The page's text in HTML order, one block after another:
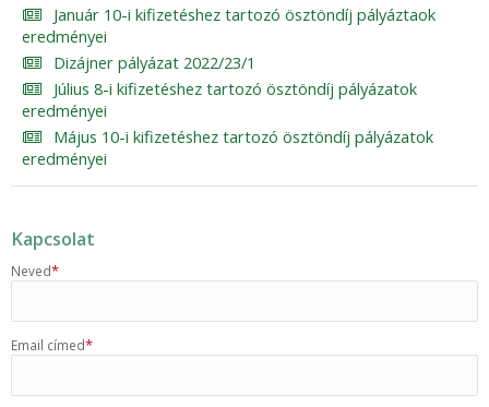
Január 10-i kifizetéshez tartozó ösztöndíj pályáztaok
eredményei
Dizájner pályázat 2022/23/1
Július 8-i kifizetéshez tartozó ösztöndíj pályázatok
eredményei
Május 10-i kifizetéshez tartozó ösztöndíj pályázatok
eredményei
Kapcsolat
Neved*
Email címed*